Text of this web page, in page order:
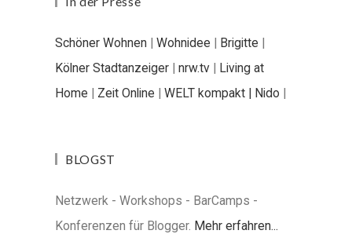
Schöner Wohnen | Wohnidee | Brigitte |
Kölner Stadtanzeiger | nrw.tv | Living at
Home | Zeit Online | WELT kompakt | Nido |
BLOGST
Netzwerk - Workshops - BarCamps -
Konferenzen für Blogger. Mehr erfahren...